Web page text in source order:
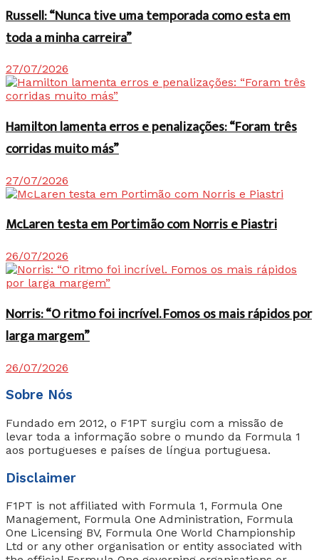
Russell: “Nunca tive uma temporada como esta em
toda a minha carreira”
27/07/2026
Hamilton lamenta erros e penalizações: “Foram três
corridas muito más”
27/07/2026
McLaren testa em Portimão com Norris e Piastri
26/07/2026
Norris: “O ritmo foi incrível. Fomos os mais rápidos por
larga margem”
26/07/2026
Sobre Nós
Fundado em 2012, o F1PT surgiu com a missão de
levar toda a informação sobre o mundo da Formula 1
aos portugueses e países de língua portuguesa.
Disclaimer
F1PT is not affiliated with Formula 1, Formula One
Management, Formula One Administration, Formula
One Licensing BV, Formula One World Championship
Ltd or any other organisation or entity associated with